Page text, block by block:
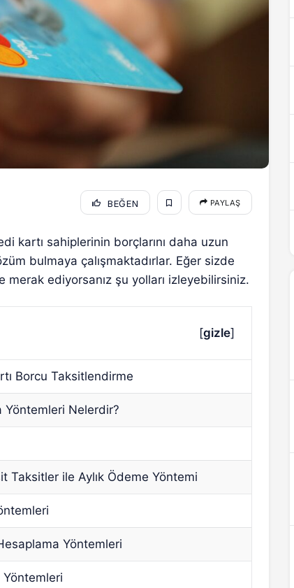
BEĞEN PAYLAŞ
kartı sahiplerinin borçlarını daha uzun
bulmaya çalışmaktadırlar. Eğer sizde
merak ediyorsanız şu yolları izleyebilirsiniz.
[gizle]
Borcu Taksitlendirme
Yöntemleri Nelerdir?
Taksitler ile Aylık Ödeme Yöntemi
Yöntemleri
Yöntemleri